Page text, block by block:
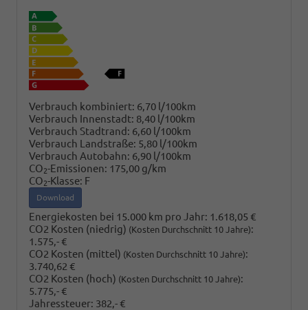
Verbrauch kombiniert: 6,70 l/100km
Verbrauch Innenstadt: 8,40 l/100km
Verbrauch Stadtrand: 6,60 l/100km
Verbrauch Landstraße: 5,80 l/100km
Verbrauch Autobahn: 6,90 l/100km
CO2-Emissionen: 175,00 g/km
CO2-Klasse: F
Download
Energiekosten bei 15.000 km pro Jahr: 1.618,05 €
CO2 Kosten (niedrig) (Kosten Durchschnitt 10 Jahre):
1.575,- €
CO2 Kosten (mittel) (Kosten Durchschnitt 10 Jahre):
3.740,62 €
CO2 Kosten (hoch) (Kosten Durchschnitt 10 Jahre):
5.775,- €
Jahressteuer: 382,- €